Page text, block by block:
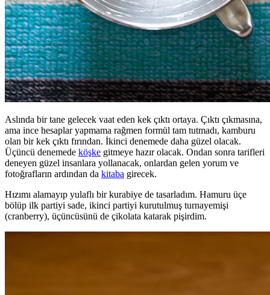
Aslında bir tane gelecek vaat eden kek çıktı ortaya. Çıktı çıkmasına,
ama ince hesaplar yapmama rağmen formül tam tutmadı, kamburu
olan bir kek çıktı fırından. İkinci denemede daha güzel olacak.
Üçüncü denemede köşke gitmeye hazır olacak. Ondan sonra tarifleri
deneyen güzel insanlara yollanacak, onlardan gelen yorum ve
fotoğrafların ardından da kitaba girecek.
Hızımı alamayıp yulaflı bir kurabiye de tasarladım. Hamuru üçe
bölüp ilk partiyi sade, ikinci partiyi kurutulmuş turnayemişi
(cranberry), üçüncüsünü de çikolata katarak pişirdim.